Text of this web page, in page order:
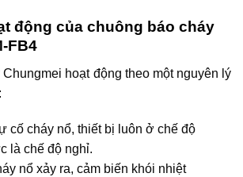
động của chuông báo cháy
FB4
hoạt động theo một nguyên lý
cố cháy nổ, thiết bị luôn ở chế độ
là chế độ nghỉ.
nổ xảy ra, cảm biến khói nhiệt